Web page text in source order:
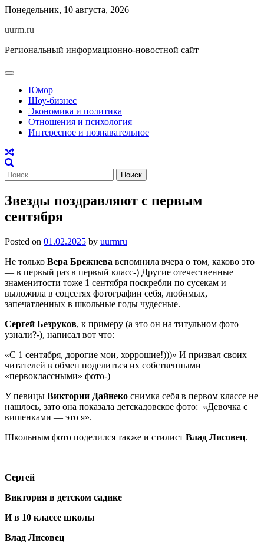
Skip
content
Понедельник, 10 августа, 2026
uurm.ru
Региональный информационно-новостной сайт
Юмор
Шоу-бизнес
Экономика и политика
Отношения и психология
Интересное и познавательное
Найти:
Звезды поздравляют с первым
сентября
Posted on 01.02.2025 by uurmru
Не только Вера Брежнева вспомнила вчера о том, каково это
— в первый раз в первый класс-) Другие отечественные
знаменитости тоже 1 сентября поскребли по сусекам и
выложила в соцсетях фотографии себя, любимых,
запечатленных в школьные годы чудесные.
Сергей Безруков, к примеру (а это он на титульном фото —
узнали?-), написал вот что:
«С 1 сентября, дорогие мои, хоррошие!)))» И призвал своих
читателей в обмен поделиться их собственными
«первоклассными» фото-)
У певицы Виктории Дайнеко снимка себя в первом классе не
нашлось, зато она показала детскадовское фото: «Девочка с
вишенками — это я».
Школьным фото поделился также и стилист Влад Лисовец.
Сергей
Виктория в детском садике
И в 10 классе школы
Влад Лисовец